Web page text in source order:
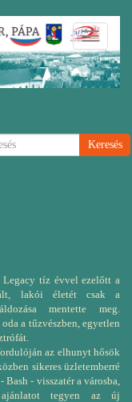
Legacy tíz évvel ezelőtt a
lakói életét csak a
mentette meg.
a tűzvészben, egyetlen
az elhunyt hősök
sikeres üzletemberré
Bash - visszatér a városba,
tegyen az új